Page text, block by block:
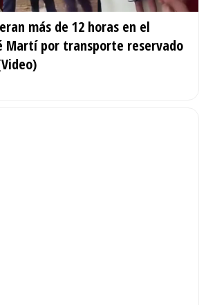
más de 12 horas en el
Martí por transporte reservado